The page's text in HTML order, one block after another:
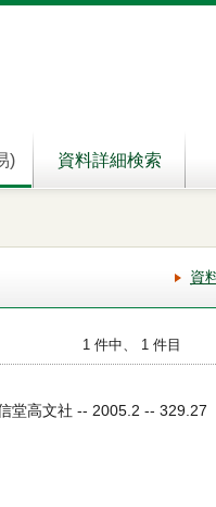
) 資料詳細検索
資
1 件中、 1 件目
堂高文社 -- 2005.2 -- 329.27